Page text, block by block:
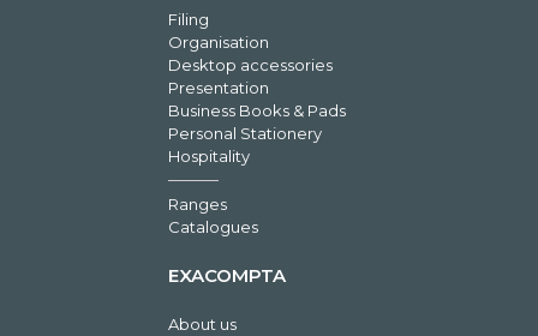
Filing
Organisation
Desktop accessories
Presentation
Business Books & Pads
Personal Stationery
Hospitality
Ranges
Catalogues
EXACOMPTA
About us